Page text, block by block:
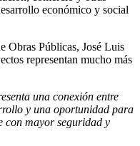
económico y social
Obras Públicas, José Luis
representan mucho más
una conexión entre
y una oportunidad para
con mayor seguridad y